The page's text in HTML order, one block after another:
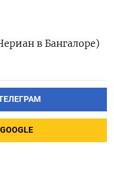
в Бангалоре)